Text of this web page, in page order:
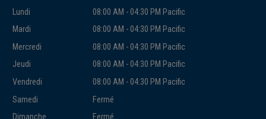
Lundi
08:00 AM - 04:30 PM Pacific
Mardi
08:00 AM - 04:30 PM Pacific
Mercredi
08:00 AM - 04:30 PM Pacific
Jeudi
08:00 AM - 04:30 PM Pacific
Vendredi
08:00 AM - 04:30 PM Pacific
Samedi
Fermé